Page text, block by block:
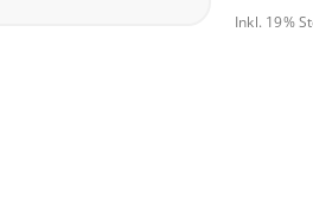
Inkl. 19%